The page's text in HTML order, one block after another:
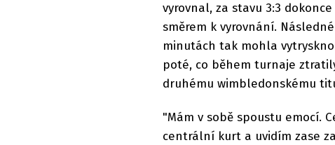
vyrovnal, za stavu 3:3
směrem k vyrovnání.
minutách tak mohla
poté, co během turnaje
druhému wimbledonskému
"Mám v sobě spoustu emocí.
centrální kurt a uvidím zase